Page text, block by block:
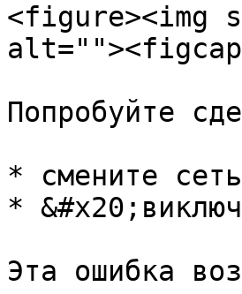
<figure><img
Попробуйте
* смените
*
Эта ошибка